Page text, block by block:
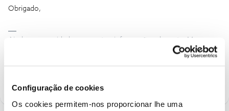
Configuração de cookies
Os cookies permitem-nos proporcionar lhe uma
Obrigado,
Ajude a comunidade a encontrar informação relevante. Marque
como "Melhor Resposta" e faça "Like" nos melhores comentários.